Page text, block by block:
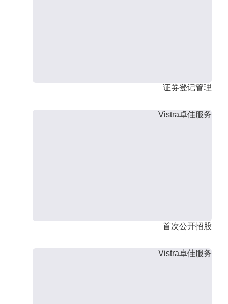
证券登记管理
Vistra卓佳服务
首次公开招股
Vistra卓佳服务